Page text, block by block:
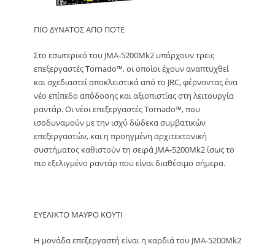
ΠΙΟ ΔΥΝΑΤΟΣ ΑΠΟ ΠΟΤΕ
Στο εσωτερικό του JMA-5200Mk2 υπάρχουν τρεις
επεξεργαστές Tornado™, οι οποίοι έχουν αναπτυχθεί
και σχεδιαστεί αποκλειστικά από το JRC, φέρνοντας ένα
νέο επίπεδο απόδοσης και αξιοπιστίας στη λειτουργία
ραντάρ. Οι νέοι επεξεργαστές Tornado™, που
ισοδυναμούν με την ισχύ δώδεκα συμβατικών
επεξεργαστών, και η προηγμένη αρχιτεκτονική
συστήματος καθιστούν τη σειρά JMA-5200Mk2 ίσως το
πιο εξελιγμένο ραντάρ που είναι διαθέσιμο σήμερα.
ΕΥΕΛΙΚΤΟ ΜΑΥΡΟ ΚΟΥΤΙ
Η μονάδα επεξεργαστή είναι η καρδιά του JMA-5200Mk2